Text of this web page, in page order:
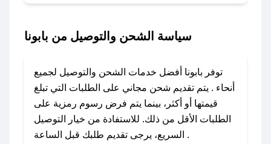
باستخدام تطبيق صحصح، يمكنك العثور بسهولة على
معنا عبر تويتر أو البريد الإلكتروني لإضافته بسرعة.
### كيفية استخدام كود خصم بابونا؟
1. انسخ كود الخصم من تطبيق صحصح.
2. الصقه في خانة الدفع عند التسوق من بابونا.
سياسة الشحن والتوصيل من بابونا
توفر بابونا أفضل خدمات الشحن والتوصيل لجميع
أنحاء . يتم تقديم شحن مجاني على الطلبات التي تبلغ
قيمتها أو أكثر، بينما يتم فرض رسوم رمزية على
الطلبات الأقل من ذلك. للاستفادة من خيار التوصيل
السريع، يرجى تقديم طلبك قبل الساعة .